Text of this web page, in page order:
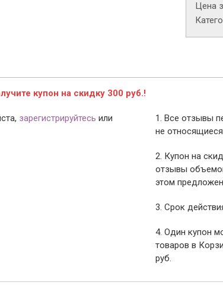
Цена
купон на скидку 300 руб.!
зарегистрируйтесь или
1. Все отзывы
не
2. Купон на
отзывы
этом
3. Срок
4. Один купон
товаров в
руб.